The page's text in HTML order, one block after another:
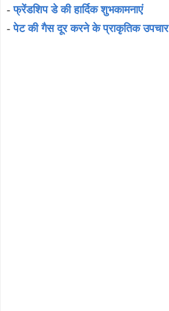
-फ्रेंडशिप डे की हार्दिक शुभकामनाएं
-पेट की गैस दूर करने के प्राकृतिक उपचार